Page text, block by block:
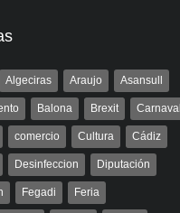
Algeciras Araujo Asansull
Balona Brexit Carnaval
comercio Cultura Cádiz
Desinfeccion Diputación
Fegadi Feria